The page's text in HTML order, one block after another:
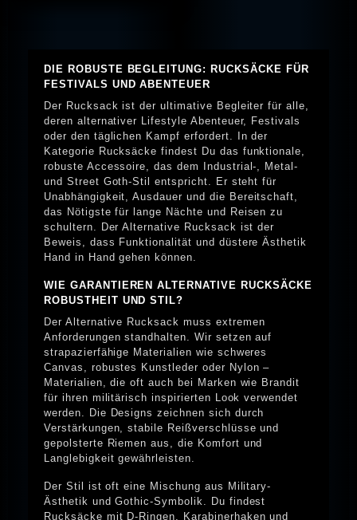
DIE ROBUSTE BEGLEITUNG: RUCKSÄCKE FÜR
FESTIVALS UND ABENTEUER
Der Rucksack ist der ultimative Begleiter für alle,
deren alternativer Lifestyle Abenteuer, Festivals
oder den täglichen Kampf erfordert. In der
Kategorie Rucksäcke findest Du das funktionale,
robuste Accessoire, das dem Industrial-, Metal-
und Street Goth-Stil entspricht. Er steht für
Unabhängigkeit, Ausdauer und die Bereitschaft,
das Nötigste für lange Nächte und Reisen zu
schultern. Der Alternative Rucksack ist der
Beweis, dass Funktionalität und düstere Ästhetik
Hand in Hand gehen können.
WIE GARANTIEREN ALTERNATIVE RUCKSÄCKE
ROBUSTHEIT UND STIL?
Der Alternative Rucksack muss extremen
Anforderungen standhalten. Wir setzen auf
strapazierfähige Materialien wie schweres
Canvas, robustes Kunstleder oder Nylon –
Materialien, die oft auch bei Marken wie Brandit
für ihren militärisch inspirierten Look verwendet
werden. Die Designs zeichnen sich durch
Verstärkungen, stabile Reißverschlüsse und
gepolsterte Riemen aus, die Komfort und
Langlebigkeit gewährleisten.
Der Stil ist oft eine Mischung aus Military-
Ästhetik und Gothic-Symbolik. Du findest
Rucksäcke mit D-Ringen, Karabinerhaken und